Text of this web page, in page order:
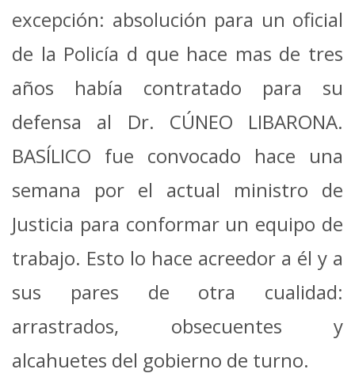
excepción: absolución para un oficial
de la Policía d que hace mas de tres
años había contratado para su
defensa al Dr. CÚNEO LIBARONA.
BASÍLICO fue convocado hace una
semana por el actual ministro de
Justicia para conformar un equipo de
trabajo. Esto lo hace acreedor a él y a
sus pares de otra cualidad:
arrastrados, obsecuentes y
alcahuetes del gobierno de turno.